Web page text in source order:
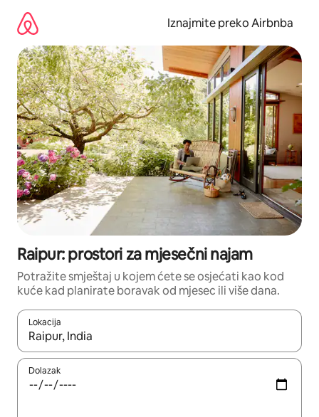
sadržaj
Iznajmite preko Airbnba
Raipur: prostori za mjesečni najam
Potražite smještaj u kojem ćete se osjećati kao kod
kuće kad planirate boravak od mjesec ili više dana.
Lokacija
Kada budu dostupni rezultati, moći ćete ih pregledati
Dolazak